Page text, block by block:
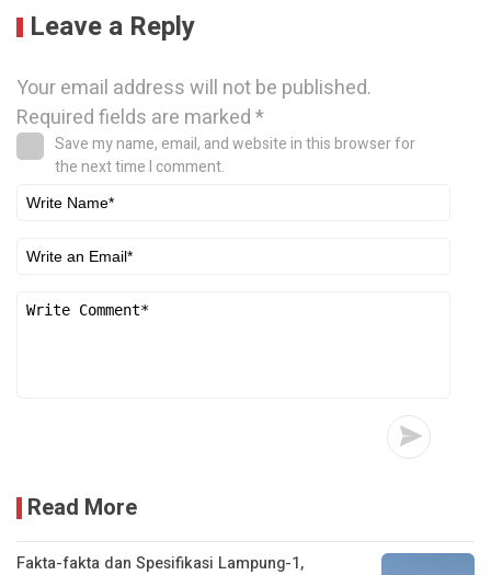
Leave a Reply
Your email address will not be published.
Required fields are marked*
Save my name, email, and website in this browser for
the next time I comment.
Read More
Fakta-fakta dan Spesifikasi Lampung-1,